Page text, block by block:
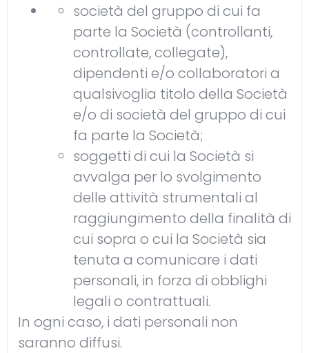
società del gruppo di cui fa
parte la Società (controllanti,
controllate, collegate),
dipendenti e/o collaboratori a
qualsivoglia titolo della Società
e/o di società del gruppo di cui
fa parte la Società;
soggetti di cui la Società si
avvalga per lo svolgimento
delle attività strumentali al
raggiungimento della finalità di
cui sopra o cui la Società sia
tenuta a comunicare i dati
personali, in forza di obblighi
legali o contrattuali.
In ogni caso, i dati personali non
saranno diffusi.